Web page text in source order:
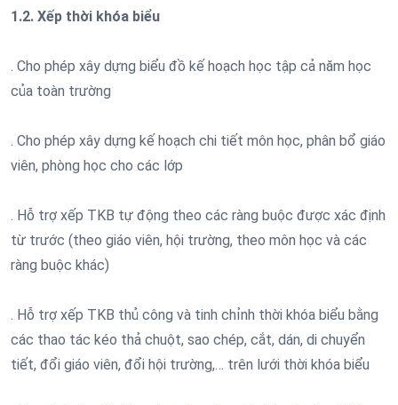
1.2. Xếp thời khóa biểu
. Cho phép xây dựng biểu đồ kế hoạch học tập cả năm học
của toàn trường
. Cho phép xây dựng kế hoạch chi tiết môn học, phân bổ giáo
viên, phòng học cho các lớp
. Hỗ trợ xếp TKB tự động theo các ràng buộc được xác định
từ trước (theo giáo viên, hội trường, theo môn học và các
ràng buộc khác)
. Hỗ trợ xếp TKB thủ công và tinh chỉnh thời khóa biểu bằng
các thao tác kéo thả chuột, sao chép, cắt, dán, di chuyển
tiết, đổi giáo viên, đổi hội trường,… trên lưới thời khóa biểu